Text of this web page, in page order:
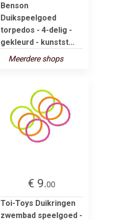
Benson
Duikspeelgoed
torpedos - 4-delig -
gekleurd - kunstst...
Meerdere shops
€ 9.00
Toi-Toys Duikringen
zwembad speelgoed -